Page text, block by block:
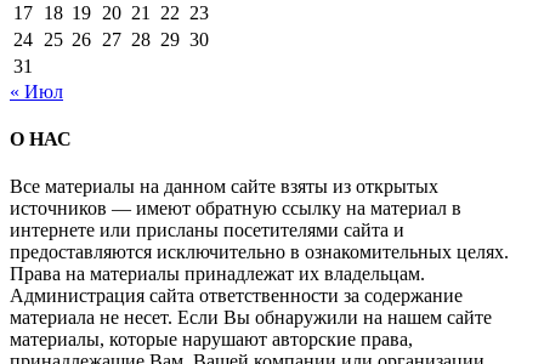
17 18 19 20 21 22 23
24 25 26 27 28 29 30
31
« Июл
О НАС
Все материалы на данном сайте взяты из открытых
источников — имеют обратную ссылку на материал в
интернете или присланы посетителями сайта и
предоставляются исключительно в ознакомительных целях.
Права на материалы принадлежат их владельцам.
Администрация сайта ответственности за содержание
материала не несет. Если Вы обнаружили на нашем сайте
материалы, которые нарушают авторские права,